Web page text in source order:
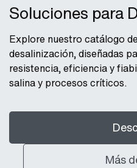
Soluciones para
Explore nuestro catálogo
desalinización, diseñadas
resistencia, eficiencia y
salina y procesos críticos.
Más